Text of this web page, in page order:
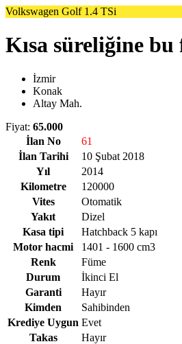
Volkswagen Golf 1.4 TSi
Kısa süreliğine
İzmir
Konak
Altay Mah.
Fiyat: 65.000
İlan No
61
İlan Tarihi
10 Şubat 2018
Yıl
2014
Kilometre
120000
Vites
Otomatik
Yakıt
Dizel
Kasa tipi
Hatchback 5 kapı
Motor hacmi
1401 - 1600 cm3
Renk
Füme
Durum
İkinci El
Garanti
Hayır
Kimden
Sahibinden
Krediye Uygun Evet
Takas
Hayır